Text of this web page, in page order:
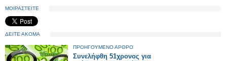
ΜΟΙΡΑΣΤΕΙΤΕ
ΔΕΙΤΕ ΑΚΟΜΑ
ΠΡΟΗΓΟΥΜΕΝΟ ΑΡΘΡΟ
Συνελήφθη 51χρονος για